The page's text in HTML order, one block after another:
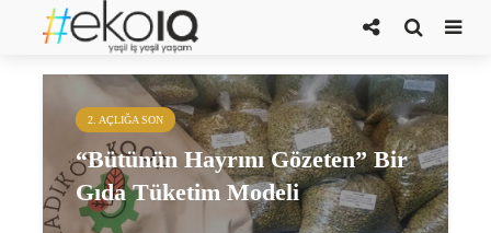
bükoop
2. AÇLIĞA SON
“Bütünün Hayrını Gözeten” Bir
Gıda Tüketim Modeli